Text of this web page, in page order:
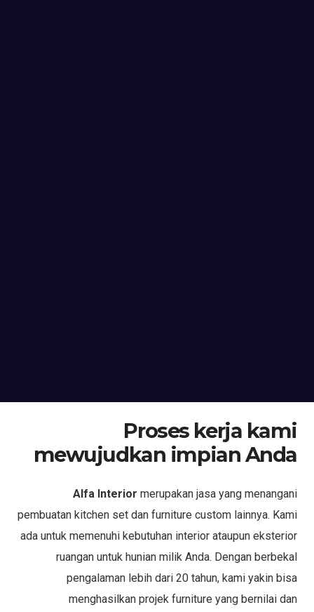
Proses kerja kami
mewujudkan impian Anda
Alfa Interior merupakan jasa yang menangani
pembuatan kitchen set dan furniture custom lainnya. Kami
ada untuk memenuhi kebutuhan interior ataupun eksterior
ruangan untuk hunian milik Anda. Dengan berbekal
pengalaman lebih dari 20 tahun, kami yakin bisa
menghasilkan projek furniture yang bernilai dan